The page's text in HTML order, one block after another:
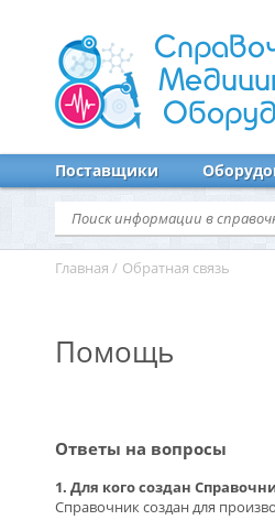
Поставщики
Главная / Обратная связь
Помощь
Ответы на вопросы
1. Для кого создан
Справочник создан для